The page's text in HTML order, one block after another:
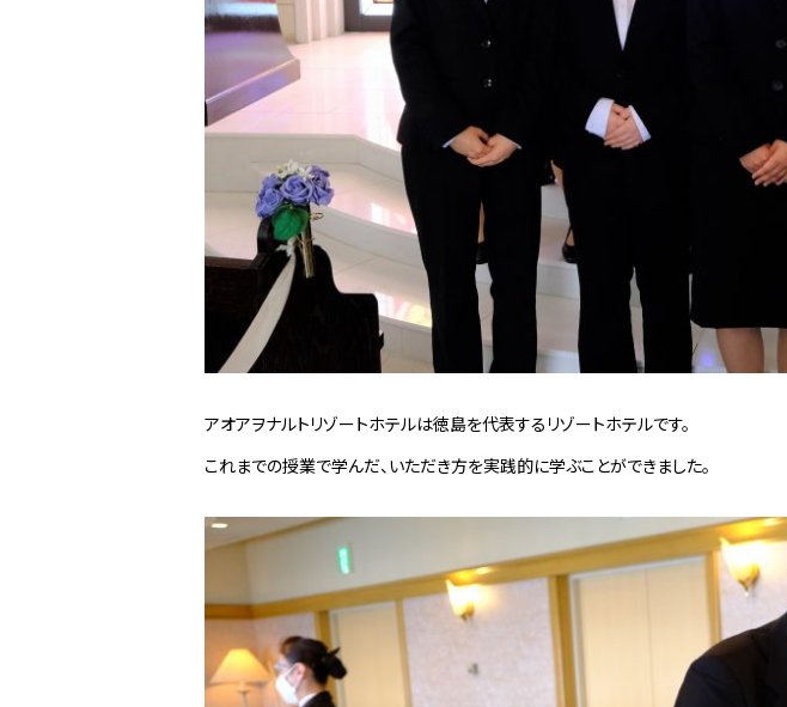
アオアヲナルトリゾートホテルは徳島を代表するリゾートホテルです。
これまでの授業で学んだ、いただき方を実践的に学ぶことができました。